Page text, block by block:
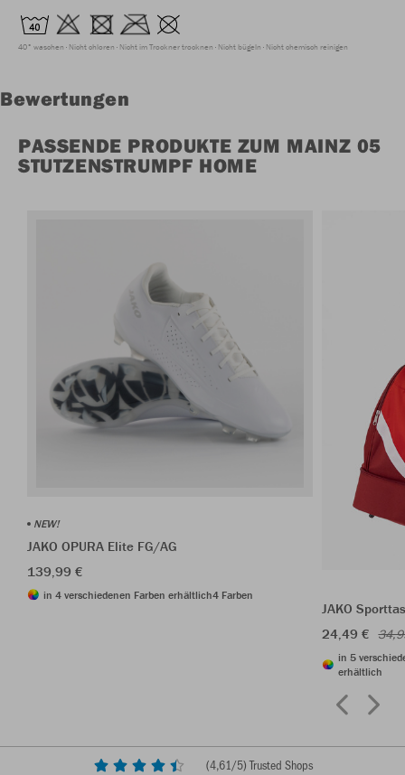
40° waschen Nicht chloren Nicht im Trockner trocknen Nicht bügeln Nicht chemisch reinigen
Bewertungen
PASSENDE PRODUKTE ZUM MAINZ 05
STUTZENSTRUMPF HOME
NEW!
JAKO OPURA Elite FG/AG
139,99 €
in 4 verschiedenen Farben erhältlich4 Farben
JAKO
24,49 €
in 5
erhältlich
(4,61/5) Trusted Shops